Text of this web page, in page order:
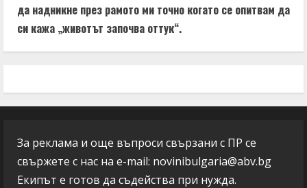
да надникне през рамото ми точно когато се опитвам да
си кажа „животът започва оттук“.
За реклама и още въпроси свързани с ПР се
свържете с нас на e-mail: novinibulgaria@abv.bg
Екипът е готов да съдейства при нужда.